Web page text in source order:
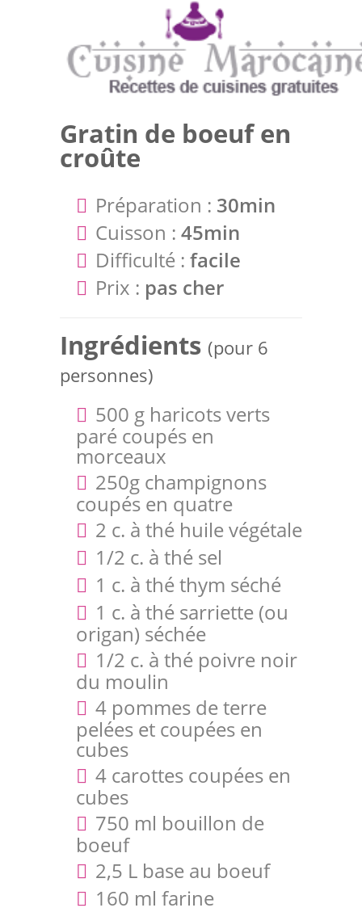
Gratin de boeuf en
croûte
Préparation : 30min
Cuisson : 45min
Difficulté : facile
Prix : pas cher
Ingrédients (pour 6
personnes)
500 g haricots verts
paré coupés en
morceaux
250g champignons
coupés en quatre
2 c. à thé huile végétale
1/2 c. à thé sel
1 c. à thé thym séché
1 c. à thé sarriette (ou
origan) séchée
1/2 c. à thé poivre noir
du moulin
4 pommes de terre
pelées et coupées en
cubes
4 carottes coupées en
cubes
750 ml bouillon de
boeuf
2,5 L base au boeuf
160 ml farine